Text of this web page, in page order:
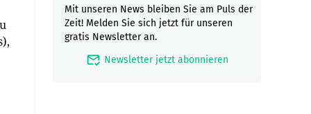
Mit unseren News bleiben Sie am Puls der
Zeit! Melden Sie sich jetzt für unseren
gratis Newsletter an.
mark_email_read Newsletter jetzt abonnieren